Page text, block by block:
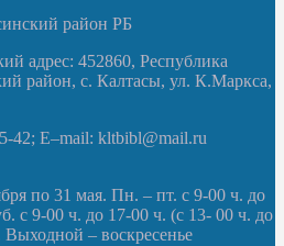
район РБ
адрес: 452860, Республика
район, с. Калтасы, ул. К.Маркса,
42; E–mail: kltbibl@mail.ru
по 31 мая. Пн. – пт. с 9-00 ч. до
с 9-00 ч. до 17-00 ч. (с 13- 00 ч. до
– воскресенье